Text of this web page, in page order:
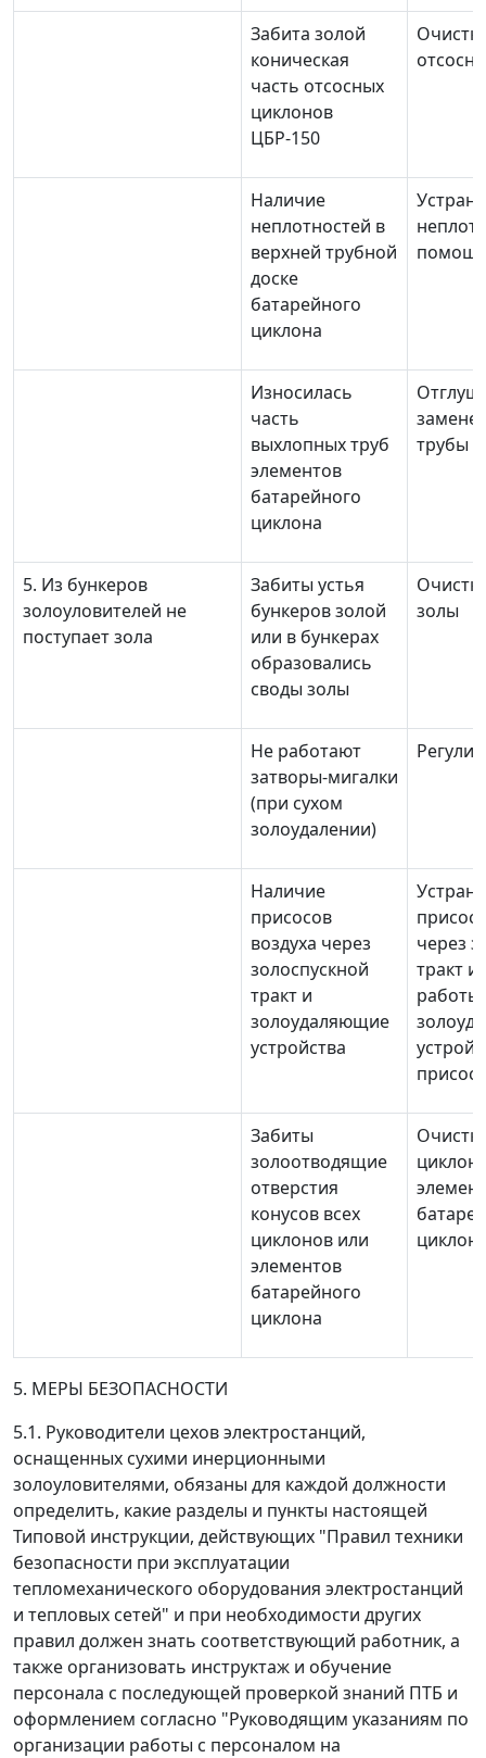
Забита золой
коническая
часть отсосных
циклонов
ЦБР-150
Наличие
неплотностей в
верхней трубной
доске
батарейного
циклона
Износилась
часть
выхлопных труб
элементов
батарейного
циклона
трубы
5. Из бункеров
золоуловителей не
поступает зола
Забиты устья
бункеров золой
или в бункерах
образовались
своды золы
золы
Не работают
затворы-мигалки
(при сухом
золоудалении)
Наличие
присосов
воздуха через
золоспускной
тракт и
золоудаляющие
устройства
через
тракт и
работы
Забиты
золоотводящие
отверстия
конусов всех
циклонов или
элементов
батарейного
циклона
5. МЕРЫ БЕЗОПАСНОСТИ
5.1. Руководители цехов электростанций,
оснащенных сухими инерционными
золоуловителями, обязаны для каждой должности
определить, какие разделы и пункты настоящей
Типовой инструкции, действующих "Правил техники
безопасности при эксплуатации
тепломеханического оборудования электростанций
и тепловых сетей" и при необходимости других
правил должен знать соответствующий работник, а
также организовать инструктаж и обучение
персонала с последующей проверкой знаний ПТБ и
оформлением согласно "Руководящим указаниям по
организации работы с персоналом на